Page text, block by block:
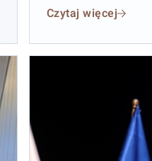
Czytaj więcej